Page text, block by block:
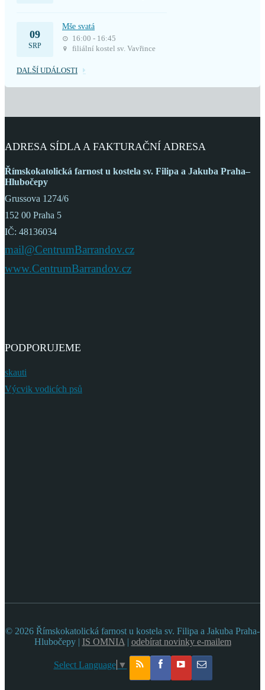
09
SRP
Mše svatá
16:00 - 16:45
filiální kostel sv. Vavřince
DALŠÍ UDÁLOSTI
ADRESA SÍDLA A FAKTURAČNÍ ADRESA
Římskokatolická farnost u kostela sv. Filipa a Jakuba Praha–
Hlubočepy
Grussova 1274/6
152 00 Praha 5
IČ: 48136034
mail@CentrumBarrandov.cz
www.CentrumBarrandov.cz
PODPORUJEME
skauti
Výcvik vodicích psů
© 2026 Římskokatolická farnost u kostela sv. Filipa a Jakuba Praha-
Hlubočepy | IS OMNIA | odebírat novinky e-mailem
Select Language ▼